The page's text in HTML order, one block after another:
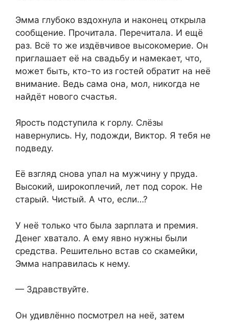
Эмма глубоко вздохнула и наконец открыла
сообщение. Прочитала. Перечитала. И ещё
раз. Всё то же издёвчивое высокомерие. Он
приглашает её на свадьбу и намекает, что,
может быть, кто-то из гостей обратит на неё
внимание. Ведь сама она, мол, никогда не
найдёт нового счастья.
Ярость подступила к горлу. Слёзы
навернулись. Ну, подожди, Виктор. Я тебя не
подведу.
Её взгляд снова упал на мужчину у пруда.
Высокий, широкоплечий, лет под сорок. Не
старый. Чистый. А что, если…?
У неё только что была зарплата и премия.
Денег хватало. А ему явно нужны были
средства. Решительно встав со скамейки,
Эмма направилась к нему.
— Здравствуйте.
Он удивлённо посмотрел на неё, затем